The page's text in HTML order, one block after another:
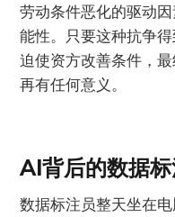
劳动条件恶化的驱动
能性。只要这种抗争
迫使资方改善条件，
再有任何意义。
AI背后的数据
数据标注员整天坐在